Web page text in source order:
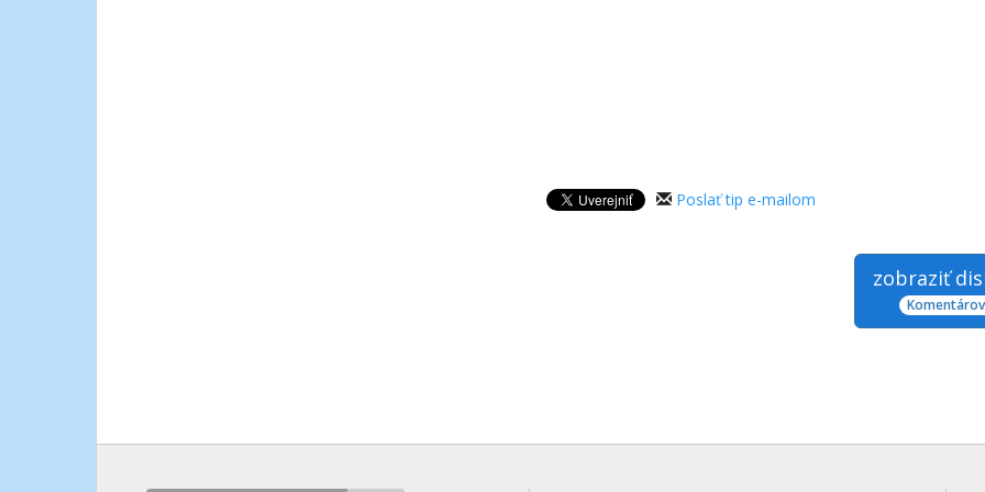
Poslať tip e-mailom
zobraziť